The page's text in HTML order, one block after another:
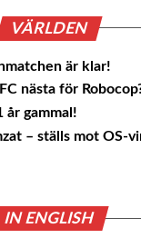
VÄRLDEN
är klar!
nästa för
år gammal!
– ställs mot OS-
IN ENGLISH